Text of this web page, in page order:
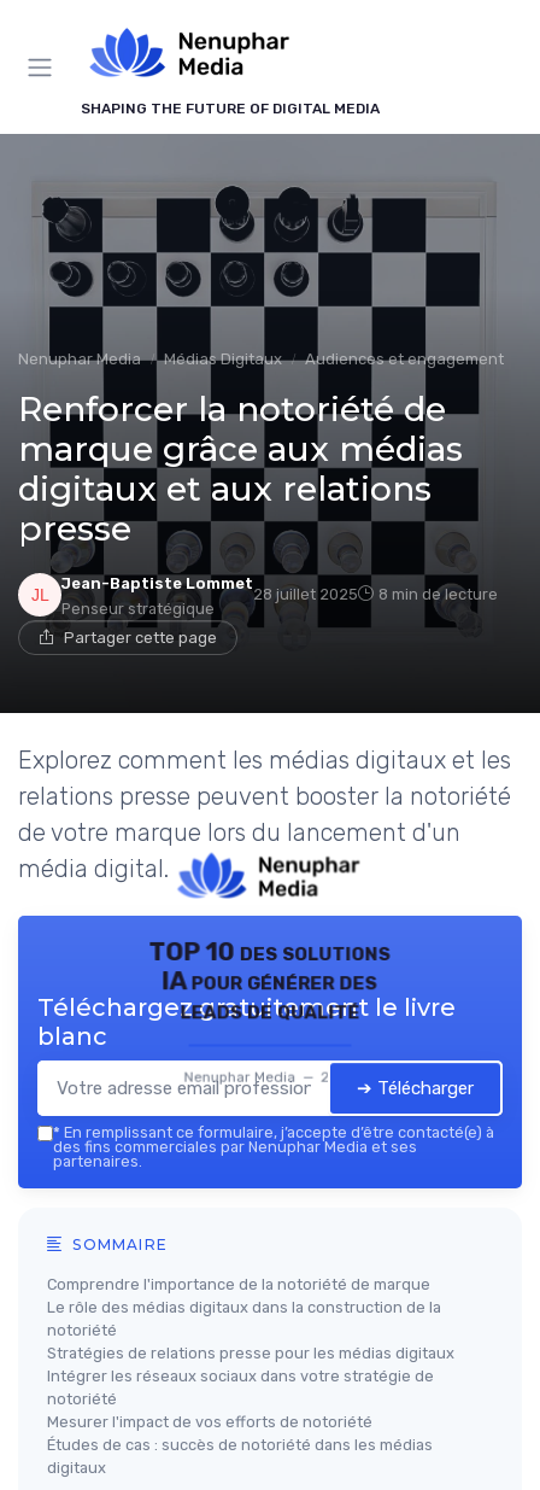
SHAPING THE FUTURE OF DIGITAL MEDIA
Nenuphar Media Médias Digitaux Audiences et engagement
Renforcer la notoriété de
marque grâce aux médias
digitaux et aux relations
presse
Jean-Baptiste Lommet
Penseur stratégique
28 juillet 2025 8 min de lecture
Partager cette page
Explorez comment les médias digitaux et les
relations presse peuvent booster la notoriété
de votre marque lors du lancement d'un
média digital.
TOP 10 des solutions
IA pour générer des
leads de qualité
Nenuphar Media — 2026
Téléchargez gratuitement le livre
blanc
➔ Télécharger
* En remplissant ce formulaire, j’accepte d’être contacté(e) à
des fins commerciales par Nenuphar Media et ses
partenaires.
SOMMAIRE
Comprendre l'importance de la notoriété de marque
Le rôle des médias digitaux dans la construction de la
notoriété
Stratégies de relations presse pour les médias digitaux
Intégrer les réseaux sociaux dans votre stratégie de
notoriété
Mesurer l'impact de vos efforts de notoriété
Études de cas : succès de notoriété dans les médias
digitaux